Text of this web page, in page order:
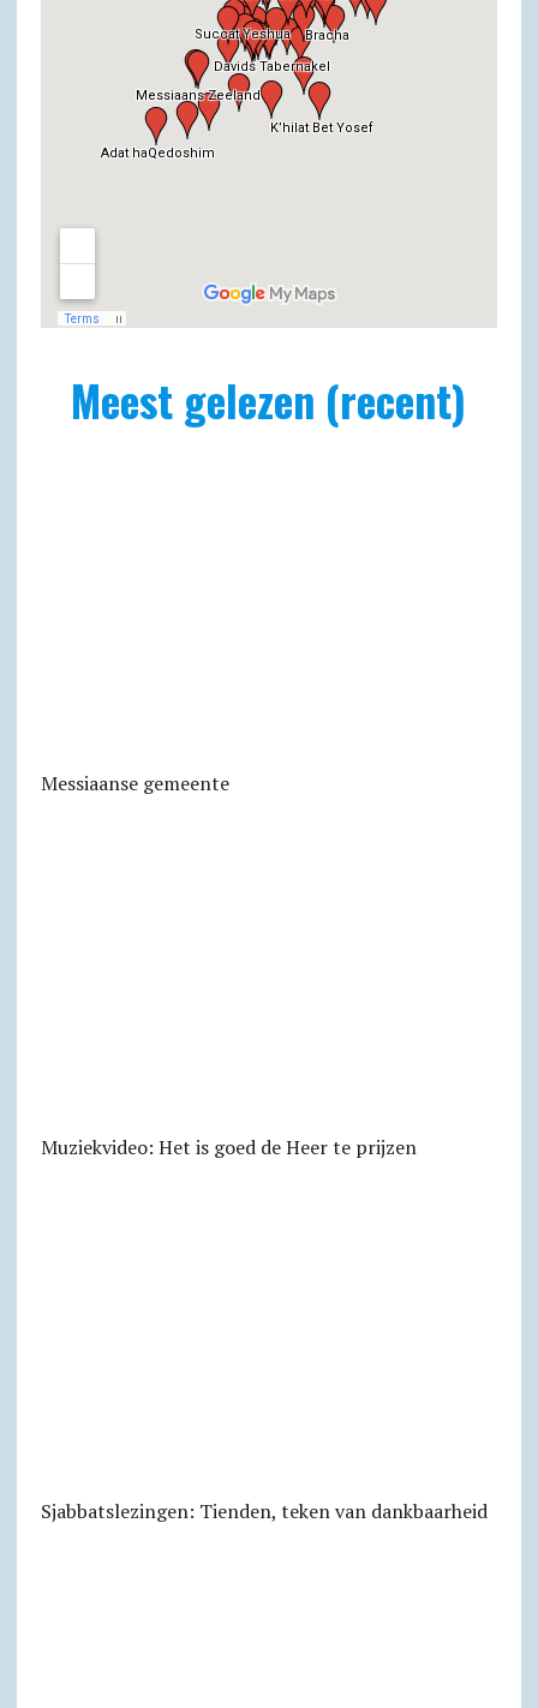
Meest gelezen (recent)
Messiaanse gemeente
Muziekvideo: Het is goed de Heer te prijzen
Sjabbats­lezingen: Tienden, teken van dankbaarheid